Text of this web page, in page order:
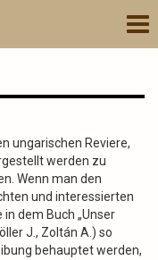
ungarischen Reviere,
werden zu
Wenn man den
und interessierten
dem Buch „Unser
J., Zoltán A.) so
behauptet werden,